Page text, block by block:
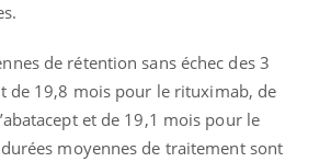
de rétention sans échec des 3
de 19,8 mois pour le rituximab, de
et de 19,1 mois pour le
moyennes de traitement sont